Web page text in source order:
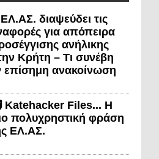
διαψεύδει τις
για απόπειρα
ανήλικης
Κρήτη – Τι συνέβη
ανακοίνωση
Files... Η
πολυχρηστική φράση
ΕΛ.ΑΣ.